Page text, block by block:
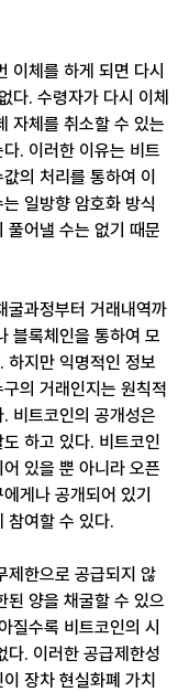
이체를 하게 되면 다시
다. 수령자가 다시 이체
자체를 취소할 수 있는
. 이러한 이유는 비트
의 처리를 통하여 이
일방향 암호화 방식
풀어낼 수는 없기 때문
굴과정부터 거래내역까
블록체인을 통하여 모
하지만 익명적인 정보
의 거래인지는 원칙적
비트코인의 공개성은
하고 있다. 비트코인
있을 뿐 아니라 오픈
게나 공개되어 있기
참여할 수 있다.
제한으로 공급되지 않
된 양을 채굴할 수 있으
질수록 비트코인의 시
다. 이러한 공급제한성
장차 현실화폐 가치